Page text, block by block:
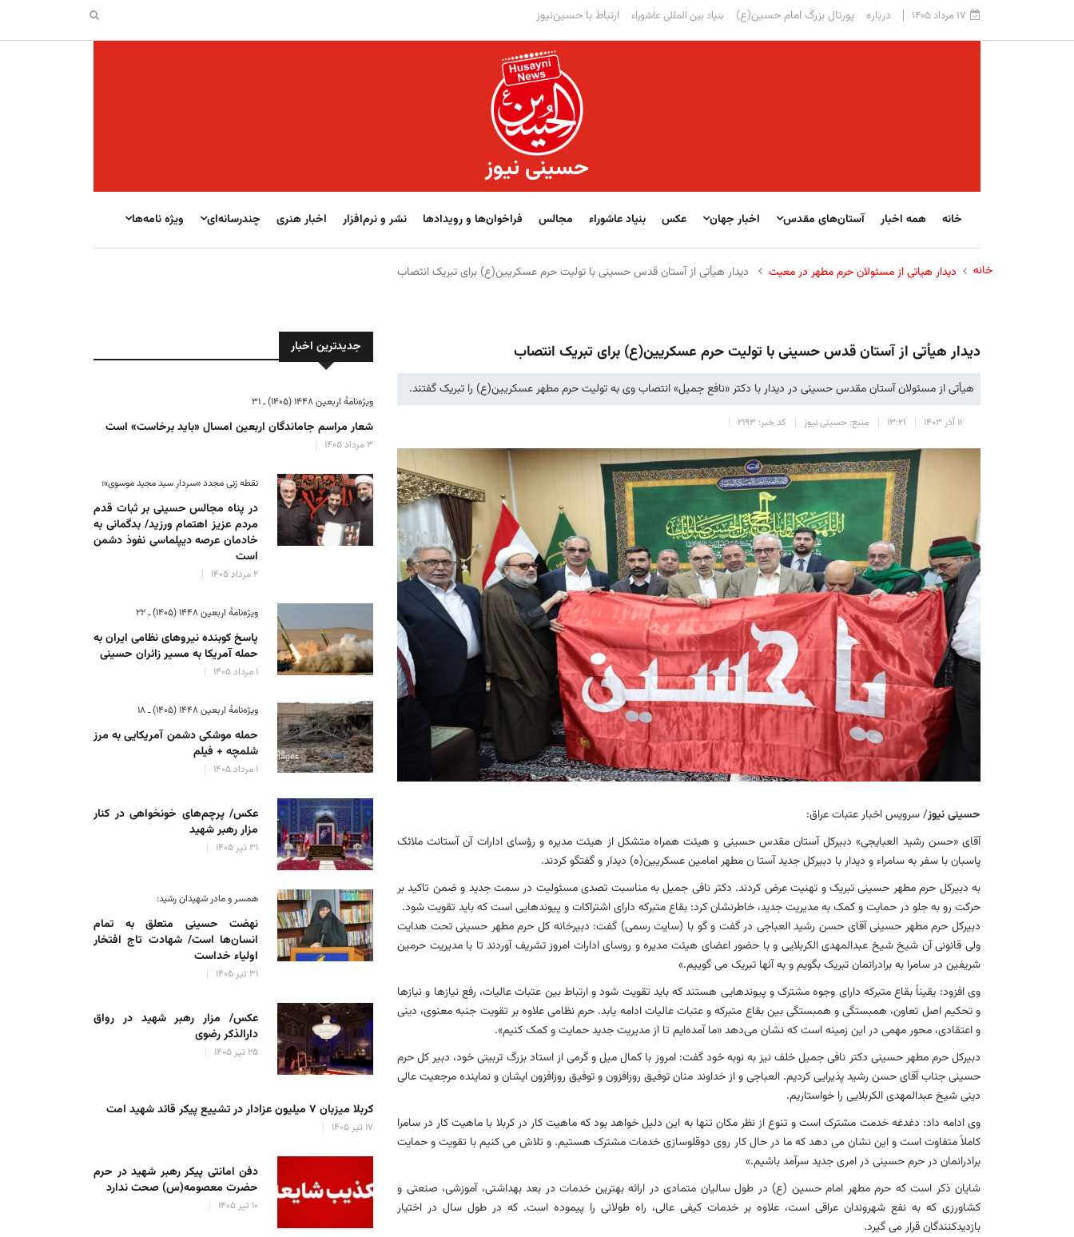
۱۷ مرداد ۱۴۰۵ درباره پورتال بزرگ امام حسین(ع) بنیاد بین المللی عاشوراء ارتباط با حسین‌نیوز
حسینی نیوز
خانه همه اخبار آستان‌های مقدس اخبار جهان عکس بنیاد عاشوراء مجالس فراخوان‌‏‏‏ها و رویدادها نشر و نرم‌افزار اخبار هنری چندرسانه‌ای ویژه نامه‌ها
خانه دیدار هياتى از مسئولان حرم مطهر در معیت دیدار هيأتى از آستان قدس حسینی با تولیت حرم عسكريین(ع) برای تبریک انتصاب
دیدار هيأتى از آستان قدس حسینی با تولیت حرم عسكريین(ع) برای تبریک انتصاب
هيأتى از مسئولان آستان مقدس حسینی در دیدار با دکتر «نافع جمیل» انتصاب وی به تولیت حرم مطهر عسكريین(ع) را تبریک گفتند.
۱۱ آذر ۱۴۰۳ ۱۳:۲۱ منبع: حسینی نیوز کد خبر: ۲۱۹۳
حسینی نیوز/ سرویس اخبار عتبات عراق:
آقای «حسن رشید العبایجی» دبیرکل آستان مقدس حسینی و هیئت همراه متشکل از هیئت مدیره و رؤسای ادارات آن آستانت ملائک
پاسبان با سفر به سامراء و دیدار با دبیرکل جدید آستا ن مطهر امامین عسکریین(ه) دیدار و گفتگو کردند.
به دبیرکل حرم مطهر حسینی تبریک و تهنیت عرض کردند. دکتر نافی جمیل به مناسبت تصدی مسئولیت در سمت جدید و ضمن تاکید بر
حرکت رو به جلو در حمایت و کمک به مدیریت جدید، خاطرنشان کرد: بقاع متبرکه دارای اشتراکات و پیوندهایی است که باید تقویت شود.
دبیرکل حرم مطهر حسینی آقای حسن رشید العباجی در گفت و گو با (سایت رسمی) گفت: دبیرخانه کل حرم مطهر حسینی تحت هدایت
ولی قانونی آن شیخ شیخ عبدالمهدی الکربلایی و با حضور اعضای هیئت مدیره و روسای ادارات امروز تشریف آوردند تا با مدیریت حرمین
شریفین در سامرا به برادرانمان تبریک بگویم و به آنها تبریک می گوییم.»
وی افزود: یقیناً بقاع متبرکه دارای وجوه مشترک و پیوندهایی هستند که باید تقویت شود و ارتباط بین عتبات عالیات، رفع نیازها و نیازها
و تحکیم اصل تعاون، همبستگی و همبستگی بین بقاع متبرکه و عتبات عالیات ادامه یابد. حرم نظامی علاوه بر تقویت جنبه معنوی، دینی
و اعتقادی، محور مهمی در این زمینه است که نشان می‌دهد «ما آمده‌ایم تا از مدیریت جدید حمایت و کمک کنیم».
دبیرکل حرم مطهر حسینی دکتر نافی جمیل خلف نیز به نوبه خود گفت: امروز با کمال میل و گرمی از استاد بزرگ تربیتی خود، دبیر کل حرم
حسینی جناب آقای حسن رشید پذیرایی کردیم. العباجی و از خداوند منان توفیق روزافزون و توفیق روزافزون ایشان و نماینده مرجعیت عالی
دینی شیخ عبدالمهدی الکربلایی را خواستاریم.
وی ادامه داد: دغدغه خدمت مشترک است و تنوع از نظر مکان تنها به این دلیل خواهد بود که ماهیت کار در کربلا با ماهیت کار در سامرا
کاملاً متفاوت است و این نشان می دهد که ما در حال کار روی دوقلوسازی خدمات مشترک هستیم. و تلاش می کنیم با تقویت و حمایت
برادرانمان در حرم حسینی در امری جدید سرآمد باشیم.»
شایان ذکر است که حرم مطهر امام حسین (ع) در طول سالیان متمادی در ارائه بهترین خدمات در بعد بهداشتی، آموزشی، صنعتی و
کشاورزی که به نفع شهروندان عراقی است، علاوه بر خدمات کیفی عالی، راه طولانی را پیموده است. که در طول سال در اختیار
بازدیدکنندگان قرار می گیرد.
جدیدترین اخبار
ویژه‌نامهٔ اربعین ۱۴۴۸ (۱۴۰۵) ـ ۳۱
شعار مراسم جاماندگان اربعین امسال «باید برخاست» است
۳ مرداد ۱۴۰۵
نقطه زنی مجدد «سردار سید مجید موسوی»؛
در پناه مجالس حسینی بر ثبات‌ قدم
مردم عزیز اهتمام ورزید/ بدگمانی به
خادمان عرصه دیپلماسی نفوذ دشمن
است
۲ مرداد ۱۴۰۵
ویژه‌نامهٔ اربعین ۱۴۴۸ (۱۴۰۵) ـ ۲۲
پاسخ کوبنده نیروهای نظامی ایران به
حمله آمریکا به مسیر زائران حسینی
۱ مرداد ۱۴۰۵
ویژه‌نامهٔ اربعین ۱۴۴۸ (۱۴۰۵) ـ ۱۸
حمله موشکی دشمن آمریکایی به مرز
شلمچه + فیلم
۱ مرداد ۱۴۰۵
عکس/ پرچم‌های خونخواهی در کنار
مزار رهبر شهید
۳۱ تیر ۱۴۰۵
همسر و مادر شهیدان رشید:
نهضت حسینی متعلق به تمام
انسان‌ها است/ شهادت تاج افتخار
اولیاء خداست
۳۱ تیر ۱۴۰۵
عکس/ مزار رهبر شهید در رواق
دارالذکر رضوی
۲۵ تیر ۱۴۰۵
کربلا میزبان ۷ میلیون عزادار در تشییع پیکر قائد شهید امت
۱۷ تیر ۱۴۰۵
دفن امانتی پیکر رهبر شهید در حرم
حضرت معصومه(س) صحت ندارد
۱۰ تیر ۱۴۰۵